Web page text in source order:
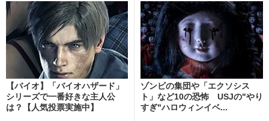
【バイオ】「バイオハザード」
シリーズで一番好きな主人公
は？【人気投票実施中】
ゾンビの集団や「エクソシス
ト」など10の恐怖 USJの"やり
すぎ"ハロウィンイベ...